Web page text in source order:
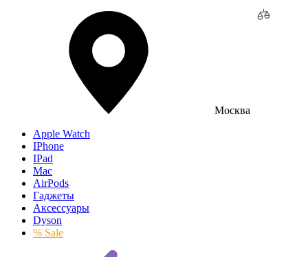
Москва
Apple Watch
IPhone
IPad
Mac
AirPods
Гаджеты
Аксессуары
Dyson
% Sale